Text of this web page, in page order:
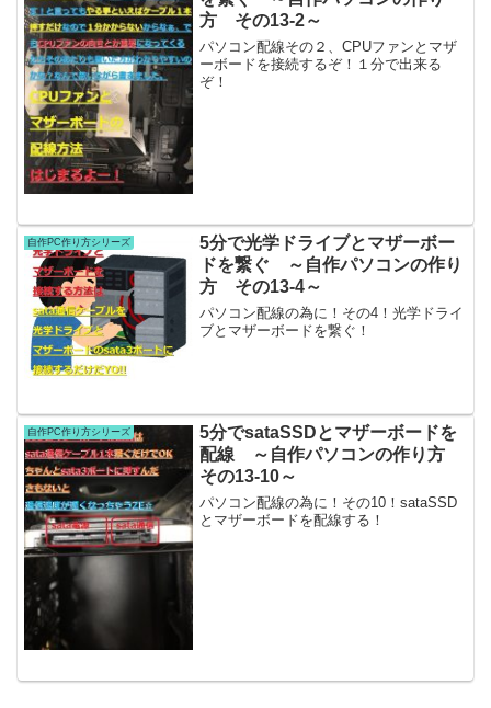
方 その13-2～
パソコン配線その２、CPUファンとマザ
ーボードを接続するぞ！１分で出来る
ぞ！
自作PC作り方シリーズ
5分で光学ドライブとマザーボー
ドを繋ぐ ～自作パソコンの作り
方 その13-4～
パソコン配線の為に！その4！光学ドライ
ブとマザーボードを繋ぐ！
自作PC作り方シリーズ
5分でsataSSDとマザーボードを
配線 ～自作パソコンの作り方
その13-10～
パソコン配線の為に！その10！sataSSD
とマザーボードを配線する！